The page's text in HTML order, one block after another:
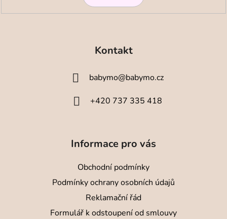
Kontakt
babymo@babymo.cz
+420 737 335 418
Informace pro vás
Obchodní podmínky
Podmínky ochrany osobních údajů
Reklamační řád
Formulář k odstoupení od smlouvy